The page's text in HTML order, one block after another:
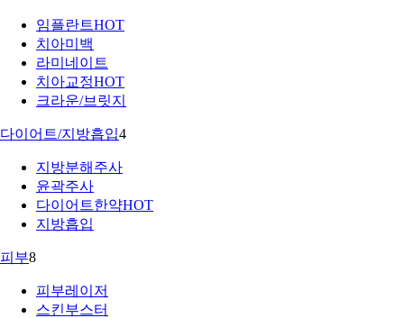
임플란트HOT
치아미백
라미네이트
치아교정HOT
크라운/브릿지
다이어트/지방흡입4
지방분해주사
윤곽주사
다이어트한약HOT
지방흡입
피부8
피부레이저
스킨부스터